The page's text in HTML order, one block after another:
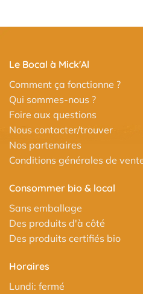
Le Bocal à Mick'Al
Comment ça fonctionne ?
Qui sommes-nous ?
Foire aux questions
Nous contacter/trouver
Nos partenaires
Conditions générales de
Consommer bio & local
Sans emballage
Des produits d'à côté
Des produits certifiés bio
Horaires
Lundi: fermé